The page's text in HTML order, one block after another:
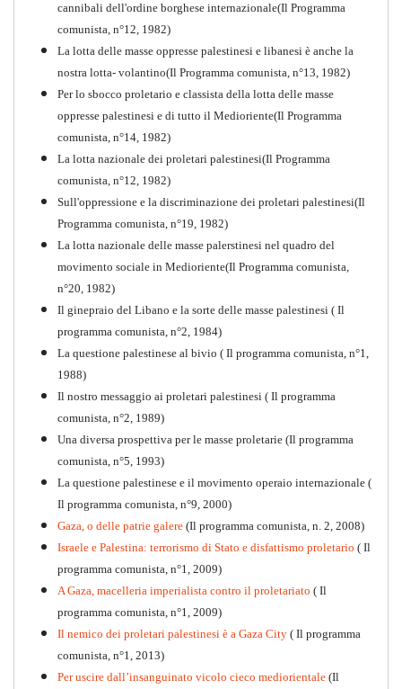
1917-2017 Ieri Oggi Domani
PDF Quaderno n°9
Per la difesa intransigente
cannibali dell'ordine borghese internazionale(Il Programma
comunista, n°12, 1982)
La lotta delle masse oppresse palestinesi e libanesi è anche la
nostra lotta- volantino(Il Programma comunista, n°13, 1982)
Per lo sbocco proletario e classista della lotta delle masse
oppresse palestinesi e di tutto il Medioriente(Il Programma
comunista, n°14, 1982)
La lotta nazionale dei proletari palestinesi(Il Programma
comunista, n°12, 1982)
Sull'oppressione e la discriminazione dei proletari palestinesi(Il
Programma comunista, n°19, 1982)
La lotta nazionale delle masse palerstinesi nel quadro del
movimento sociale in Medioriente(Il Programma comunista,
n°20, 1982)
Il ginepraio del Libano e la sorte delle masse palestinesi ( Il
programma comunista, n°2, 1984)
La questione palestinese al bivio ( Il programma comunista, n°1,
1988)
Il nostro messaggio ai proletari palestinesi ( Il programma
comunista, n°2, 1989)
Una diversa prospettiva per le masse proletarie (Il programma
comunista, n°5, 1993)
La questione palestinese e il movimento operaio internazionale (
Il programma comunista, n°9, 2000)
Gaza, o delle patrie galere (Il programma comunista, n. 2, 2008)
Israele e Palestina: terrorismo di Stato e disfattismo proletario ( Il
programma comunista, n°1, 2009)
A Gaza, macelleria imperialista contro il proletariato ( Il
programma comunista, n°1, 2009)
Il nemico dei proletari palestinesi è a Gaza City ( Il programma
comunista, n°1, 2013)
Per uscire dall’insanguinato vicolo cieco mediorientale (Il